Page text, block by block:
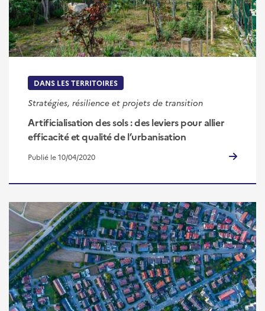
DANS LES TERRITOIRES
Stratégies, résilience et projets de transition
Artificialisation des sols : des leviers pour allier
efficacité et qualité de l’urbanisation
Publié le 10/04/2020